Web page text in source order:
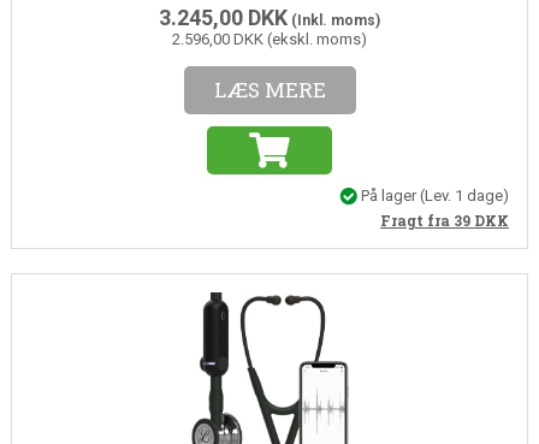
3.245,00 DKK (Inkl. moms)
2.596,00 DKK (ekskl. moms)
LÆS MERE
På lager(Lev. 1 dage)
Fragt fra 39 DKK